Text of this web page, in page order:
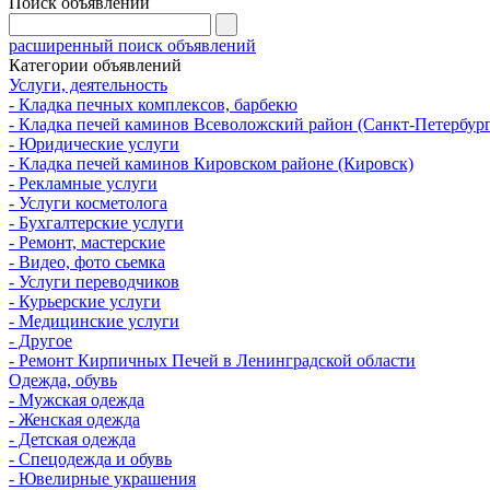
расширенный поиск объявлений
Категории объявлений
Услуги, деятельность
- Кладка печных комплексов, барбекю
- Кладка печей каминов Всеволожский район (Санкт-
- Юридические услуги
- Кладка печей каминов Кировском районе (Кировск)
- Рекламные услуги
- Услуги косметолога
- Бухгалтерские услуги
- Ремонт, мастерские
- Видео, фото сьемка
- Услуги переводчиков
- Курьерские услуги
- Медицинские услуги
- Другое
- Ремонт Кирпичных Печей в Ленинградской области
Одежда, обувь
- Мужская одежда
- Женская одежда
- Детская одежда
- Спецодежда и обувь
- Ювелирные украшения